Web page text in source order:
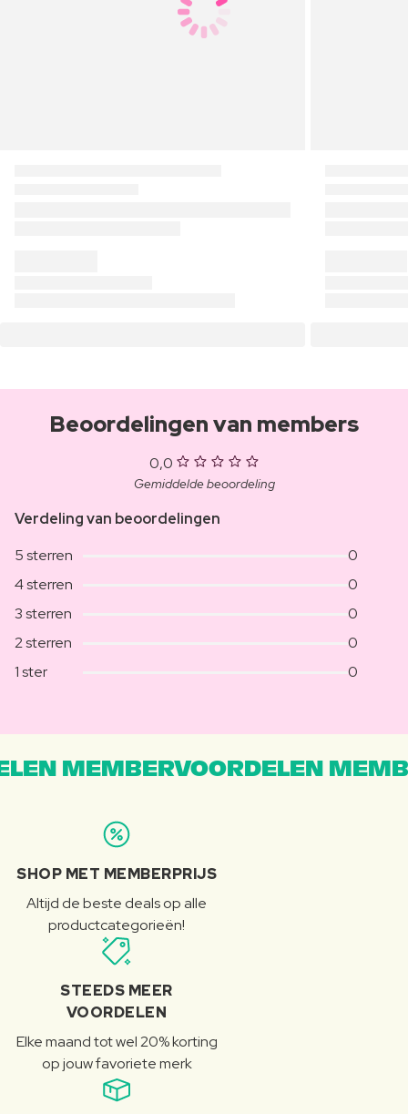
Beoordelingen van members
0,0
Gemiddelde beoordeling
Verdeling van beoordelingen
5 sterren
0
4 sterren
0
3 sterren
0
2 sterren
0
1 ster
0
MEMBERVOORDELEN
SHOP MET MEMBERPRIJS
Altijd de beste deals op alle
productcategorieën!
STEEDS MEER
VOORDELEN
Elke maand tot wel 20% korting
op jouw favoriete merk